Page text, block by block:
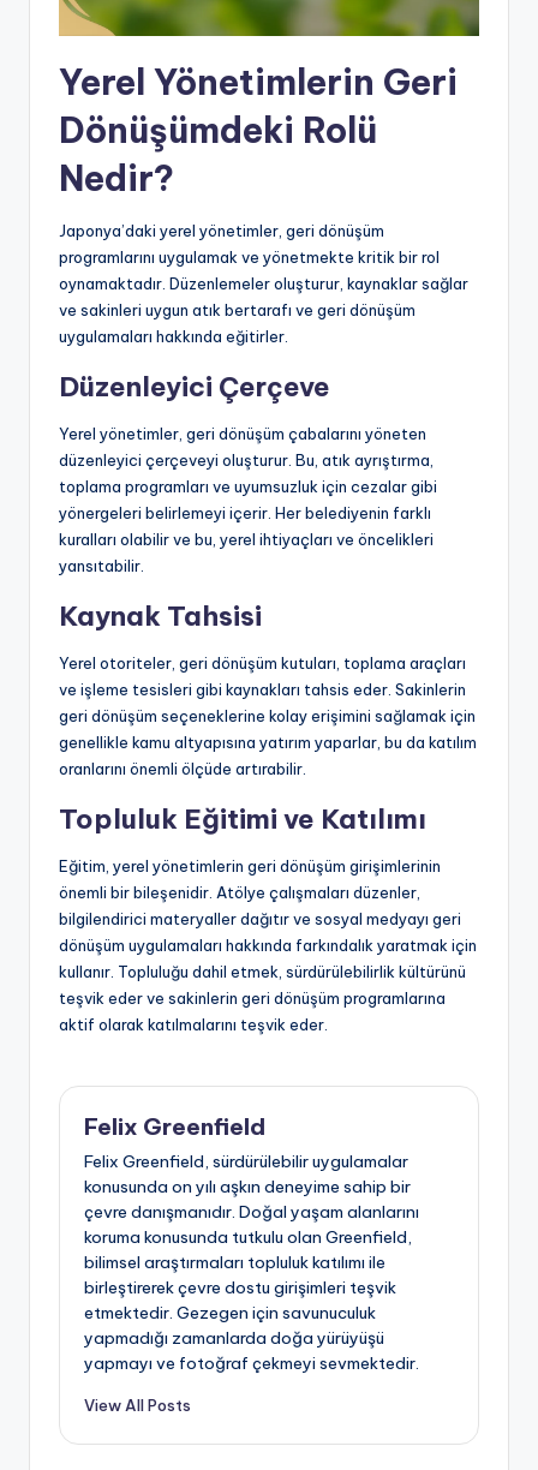
Yerel Yönetimlerin Geri
Dönüşümdeki Rolü
Nedir?
Japonya’daki yerel yönetimler, geri dönüşüm
programlarını uygulamak ve yönetmekte kritik bir rol
oynamaktadır. Düzenlemeler oluşturur, kaynaklar sağlar
ve sakinleri uygun atık bertarafı ve geri dönüşüm
uygulamaları hakkında eğitirler.
Düzenleyici Çerçeve
Yerel yönetimler, geri dönüşüm çabalarını yöneten
düzenleyici çerçeveyi oluşturur. Bu, atık ayrıştırma,
toplama programları ve uyumsuzluk için cezalar gibi
yönergeleri belirlemeyi içerir. Her belediyenin farklı
kuralları olabilir ve bu, yerel ihtiyaçları ve öncelikleri
yansıtabilir.
Kaynak Tahsisi
Yerel otoriteler, geri dönüşüm kutuları, toplama araçları
ve işleme tesisleri gibi kaynakları tahsis eder. Sakinlerin
geri dönüşüm seçeneklerine kolay erişimini sağlamak için
genellikle kamu altyapısına yatırım yaparlar, bu da katılım
oranlarını önemli ölçüde artırabilir.
Topluluk Eğitimi ve Katılımı
Eğitim, yerel yönetimlerin geri dönüşüm girişimlerinin
önemli bir bileşenidir. Atölye çalışmaları düzenler,
bilgilendirici materyaller dağıtır ve sosyal medyayı geri
dönüşüm uygulamaları hakkında farkındalık yaratmak için
kullanır. Topluluğu dahil etmek, sürdürülebilirlik kültürünü
teşvik eder ve sakinlerin geri dönüşüm programlarına
aktif olarak katılmalarını teşvik eder.
Felix Greenfield
Felix Greenfield, sürdürülebilir uygulamalar
konusunda on yılı aşkın deneyime sahip bir
çevre danışmanıdır. Doğal yaşam alanlarını
koruma konusunda tutkulu olan Greenfield,
bilimsel araştırmaları topluluk katılımı ile
birleştirerek çevre dostu girişimleri teşvik
etmektedir. Gezegen için savunuculuk
yapmadığı zamanlarda doğa yürüyüşü
yapmayı ve fotoğraf çekmeyi sevmektedir.
View All Posts